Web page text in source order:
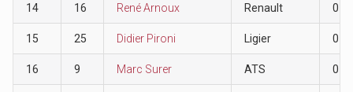
14 16 René Arnoux Renault 0
15 25 Didier Pironi Ligier 0
16 9 Marc Surer ATS 0